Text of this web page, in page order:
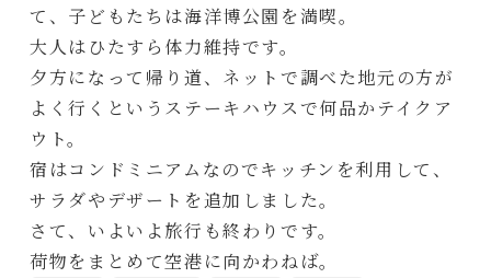
て、子どもたちは海洋博公園を満喫。
大人はひたすら体力維持です。
夕方になって帰り道、ネットで調べた地元の方が
よく行くというステーキハウスで何品かテイクア
ウト。
宿はコンドミニアムなのでキッチンを利用して、
サラダやデザートを追加しました。
さて、いよいよ旅行も終わりです。
荷物をまとめて空港に向かわねば。